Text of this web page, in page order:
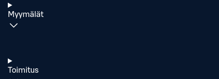
Myymälät
Toimitus